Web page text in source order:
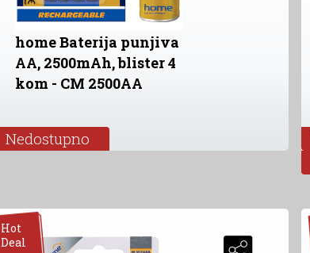
home Baterija punjiva
AA, 2500mAh, blister 4
kom - CM 2500AA
Nedostupno
Hot
Deal